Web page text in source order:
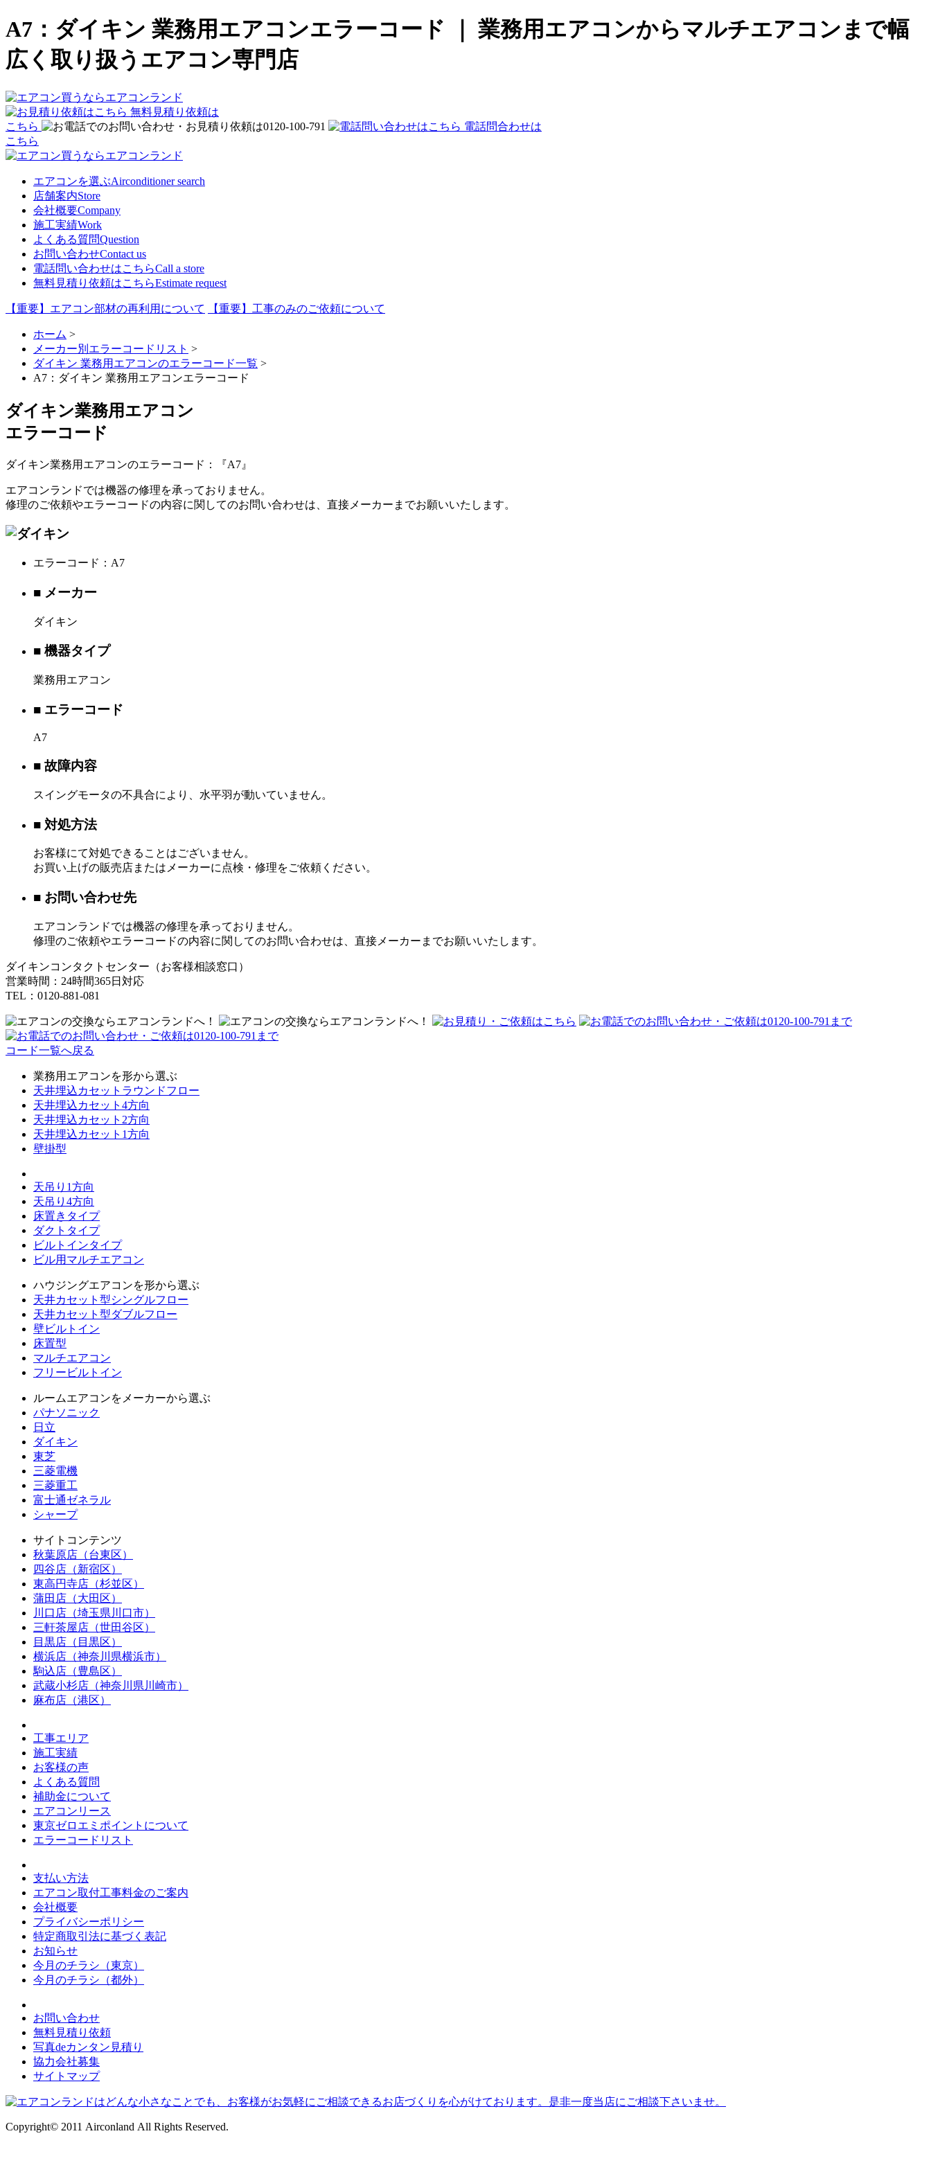
A7：ダイキン 業務用エアコンエラーコード ｜ 業務用エアコンからマルチエアコンまで幅
広く取り扱うエアコン専門店
無料見積り依頼は
こちら
電話問合わせは
こちら
エアコンを選ぶAirconditioner search
店舗案内Store
会社概要Company
施工実績Work
よくある質問Question
お問い合わせContact us
電話問い合わせはこちらCall a store
無料見積り依頼はこちらEstimate request
【重要】エアコン部材の再利用について 【重要】工事のみのご依頼について
ホーム >
メーカー別エラーコードリスト >
ダイキン 業務用エアコンのエラーコード一覧 >
A7：ダイキン 業務用エアコンエラーコード
ダイキン業務用エアコン
エラーコード
ダイキン業務用エアコンのエラーコード：『A7』
エアコンランドでは機器の修理を承っておりません。
修理のご依頼やエラーコードの内容に関してのお問い合わせは、直接メーカーまでお願いいたします。
エラーコード：A7
■ メーカー
ダイキン
■ 機器タイプ
業務用エアコン
■ エラーコード
A7
■ 故障内容
スイングモータの不具合により、水平羽が動いていません。
■ 対処方法
お客様にて対処できることはございません。
お買い上げの販売店またはメーカーに点検・修理をご依頼ください。
■ お問い合わせ先
エアコンランドでは機器の修理を承っておりません。
修理のご依頼やエラーコードの内容に関してのお問い合わせは、直接メーカーまでお願いいたします。
ダイキンコンタクトセンター（お客様相談窓口）
営業時間：24時間365日対応
TEL：0120-881-081
コード一覧へ戻る
業務用エアコンを形から選ぶ
天井埋込カセットラウンドフロー
天井埋込カセット4方向
天井埋込カセット2方向
天井埋込カセット1方向
壁掛型
天吊り1方向
天吊り4方向
床置きタイプ
ダクトタイプ
ビルトインタイプ
ビル用マルチエアコン
ハウジングエアコンを形から選ぶ
天井カセット型シングルフロー
天井カセット型ダブルフロー
壁ビルトイン
床置型
マルチエアコン
フリービルトイン
ルームエアコンをメーカーから選ぶ
パナソニック
日立
ダイキン
東芝
三菱電機
三菱重工
富士通ゼネラル
シャープ
サイトコンテンツ
秋葉原店（台東区）
四谷店（新宿区）
東高円寺店（杉並区）
蒲田店（大田区）
川口店（埼玉県川口市）
三軒茶屋店（世田谷区）
目黒店（目黒区）
横浜店（神奈川県横浜市）
駒込店（豊島区）
武蔵小杉店（神奈川県川崎市）
麻布店（港区）
工事エリア
施工実績
お客様の声
よくある質問
補助金について
エアコンリース
東京ゼロエミポイントについて
エラーコードリスト
支払い方法
エアコン取付工事料金のご案内
会社概要
プライバシーポリシー
特定商取引法に基づく表記
お知らせ
今月のチラシ（東京）
今月のチラシ（都外）
お問い合わせ
無料見積り依頼
写真deカンタン見積り
協力会社募集
サイトマップ
Copyright© 2011 Airconland All Rights Reserved.